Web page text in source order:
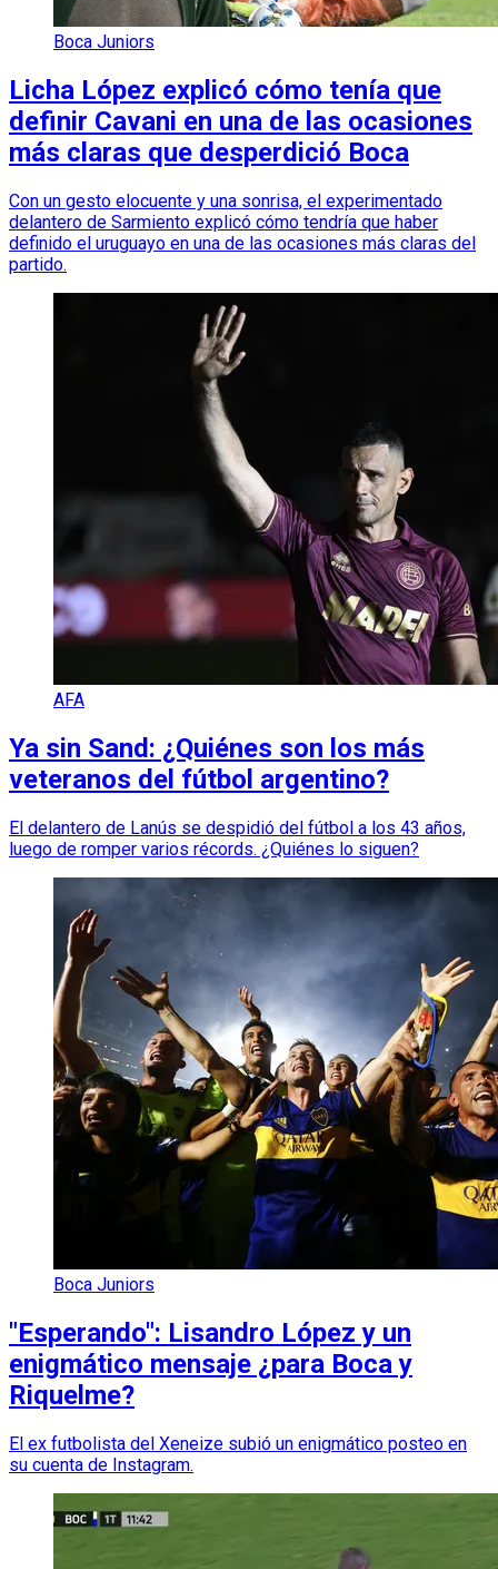
Boca Juniors
Licha López explicó cómo tenía que
definir Cavani en una de las ocasiones
más claras que desperdició Boca
Con un gesto elocuente y una sonrisa, el experimentado
delantero de Sarmiento explicó cómo tendría que haber
definido el uruguayo en una de las ocasiones más claras del
partido.
AFA
Ya sin Sand: ¿Quiénes son los más
veteranos del fútbol argentino?
El delantero de Lanús se despidió del fútbol a los 43 años,
luego de romper varios récords. ¿Quiénes lo siguen?
Boca Juniors
"Esperando": Lisandro López y un
enigmático mensaje ¿para Boca y
Riquelme?
El ex futbolista del Xeneize subió un enigmático posteo en
su cuenta de Instagram.